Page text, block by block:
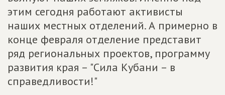
этим сегодня работают активисты
наших местных отделений. А примерно в
конце февраля отделение представит
ряд региональных проектов, программу
развития края – "Сила Кубани – в
справедливости!"